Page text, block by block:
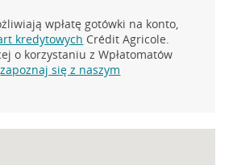
wpłatę gotówki na konto,
kredytowych Crédit Agricole.
o korzystaniu z Wpłatomatów
zapoznaj się z naszym